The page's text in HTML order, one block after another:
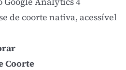
de coorte nativa, acessível
Coorte